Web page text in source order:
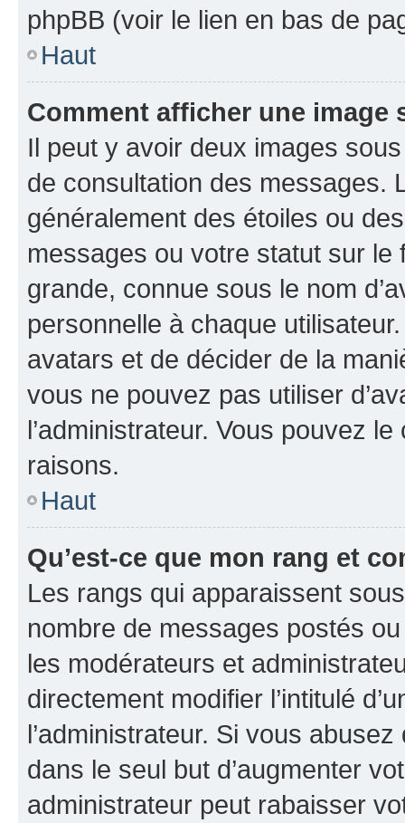
phpBB (voir le lien en bas de
Haut
Comment afficher une image
Il peut y avoir deux images
de consultation des messages.
généralement des étoiles ou
messages ou votre statut sur
grande, connue sous le nom
personnelle à chaque utilisateur.
avatars et de décider de la
vous ne pouvez pas utiliser
l’administrateur. Vous pouvez
raisons.
Haut
Qu’est-ce que mon rang et
Les rangs qui apparaissent
nombre de messages postés
les modérateurs et
directement modifier l’intitulé
l’administrateur. Si vous
dans le seul but d’augmenter
administrateur peut rabaisser